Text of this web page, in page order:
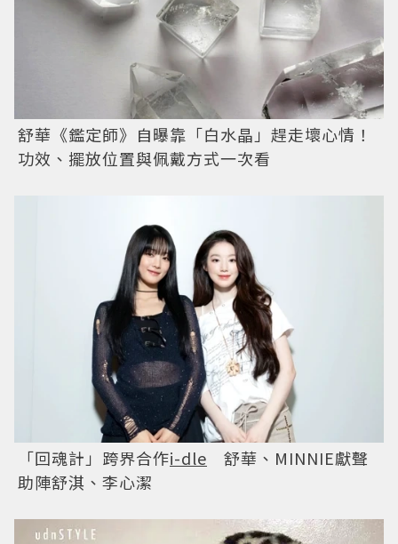
舒華《鑑定師》自曝靠「白水晶」趕走壞心情！
功效、擺放位置與佩戴方式一次看
「回魂計」跨界合作i-dle 舒華、MINNIE獻聲
助陣舒淇、李心潔